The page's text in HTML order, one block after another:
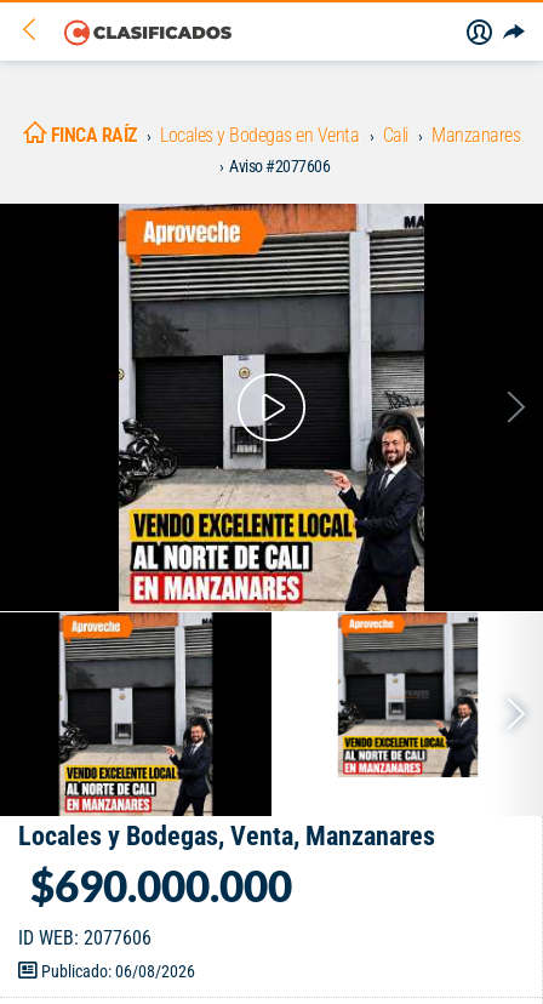
FINCA RAÍZ Locales y Bodegas en Venta Cali Manzanares
Aviso #2077606
Locales y Bodegas, Venta, Manzanares
$690.000.000
ID WEB: 2077606
Publicado: 06/08/2026